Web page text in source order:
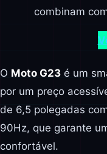
combinam
O Moto G23 é um
por um preço
de 6,5 polegadas
90Hz, que garante
confortável.